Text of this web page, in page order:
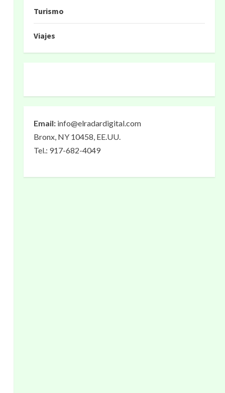
Turismo
Viajes
Email: info@elradardigital.com
Bronx, NY 10458, EE.UU.
Tel.: 917-682-4049